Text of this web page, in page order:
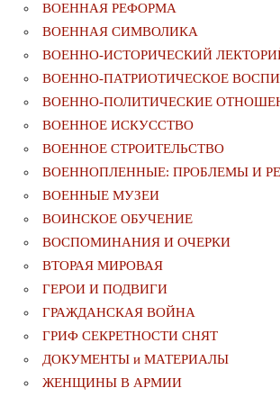
ВОЕННАЯ РЕФОРМА
ВОЕННАЯ СИМВОЛИКА
ВОЕННО-ИСТОРИЧЕСКИЙ
ВОЕННО-ПАТРИОТИЧЕСКОЕ
ВОЕННО-ПОЛИТИЧЕСКИE
ВОЕННОЕ ИСКУССТВО
ВОЕННОЕ СТРОИТЕЛЬСТВО
ВОЕННОПЛЕННЫЕ: ПРОБЛЕМЫ И
ВОЕННЫЕ МУЗЕИ
ВОИНСКОЕ ОБУЧЕНИЕ
ВОСПОМИНАНИЯ И ОЧЕРКИ
ВТОРАЯ МИРОВАЯ
ГЕРОИ И ПОДВИГИ
ГРАЖДАНСКАЯ ВОЙНА
ГРИФ СЕКРЕТНОСТИ СНЯТ
ДОКУМЕНТЫ и МАТЕРИАЛЫ
ЖЕНЩИНЫ В АРМИИ